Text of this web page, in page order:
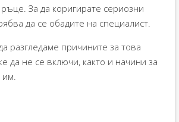
За да коригирате сериозни
да се обадите на специалист.
разгледаме причините за това
да не се включи, както и начини за
им.